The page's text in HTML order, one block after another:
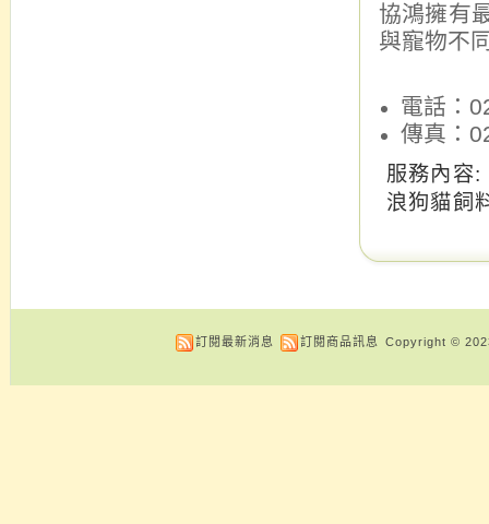
協鴻擁有
與寵物不
電話：
傳真：
服務內容:
浪狗貓飼
訂閱最新消息 訂閱商品訊息 Copyright ©